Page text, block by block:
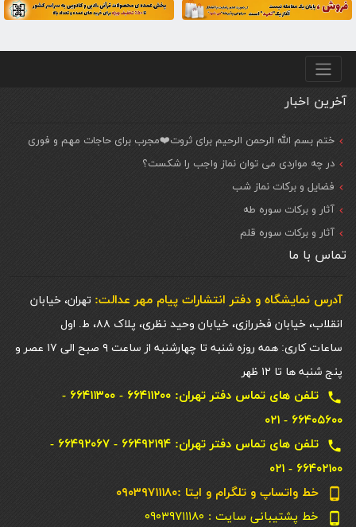
منو پایین
آخرین اخبار
ختم بسم الله الرحمن الرحیم برای ثروت❤️مجرب برای حاجات مهم و فوری
در چه مواردی می توان نماز واجب را شکست؟
فضایل و برکات نماز شب
آثار و برکات سوره طه
آثار و برکات سوره قلم
تماس با ما
آدرس نمایشگاه و دفتر انتشارات پيام مهر عدالت: تهران، خیابان
انقلاب، خیابان فخررازی، خیابان وحید نظری، پلاک ۸۸، ط. اول
ساعات کاری: همه روزه شنبه تا چهارشنبه از ساعت ۹ صبح الی ۱۷ عصر و
پنج شنبه ها تا ۱۲ ظهر
local_phone
تلفن های تماس دفتر تهران: ۶۶۴۱۱۲۰۰ - ۶۶۴۱۱۳۰۰ -
۶۶۴۰۵۶۰۰ - ۰۲۱
local_phone
تلفن های تماس دفتر تهران: ۶۶۴۹۲۱۹۴ - ۶۶۴۹۲۰۶۷ -
۶۶۴۰۲۱۰۰ - ۰۲۱
phone_android خط واتساپ و تلگرام و ایتا :۰۹۰۳۹۷۱۱۱۸۰
phone_android خط پشتیبانی سایت : ۰۹۰۳۹۷۱۱۱۸۰